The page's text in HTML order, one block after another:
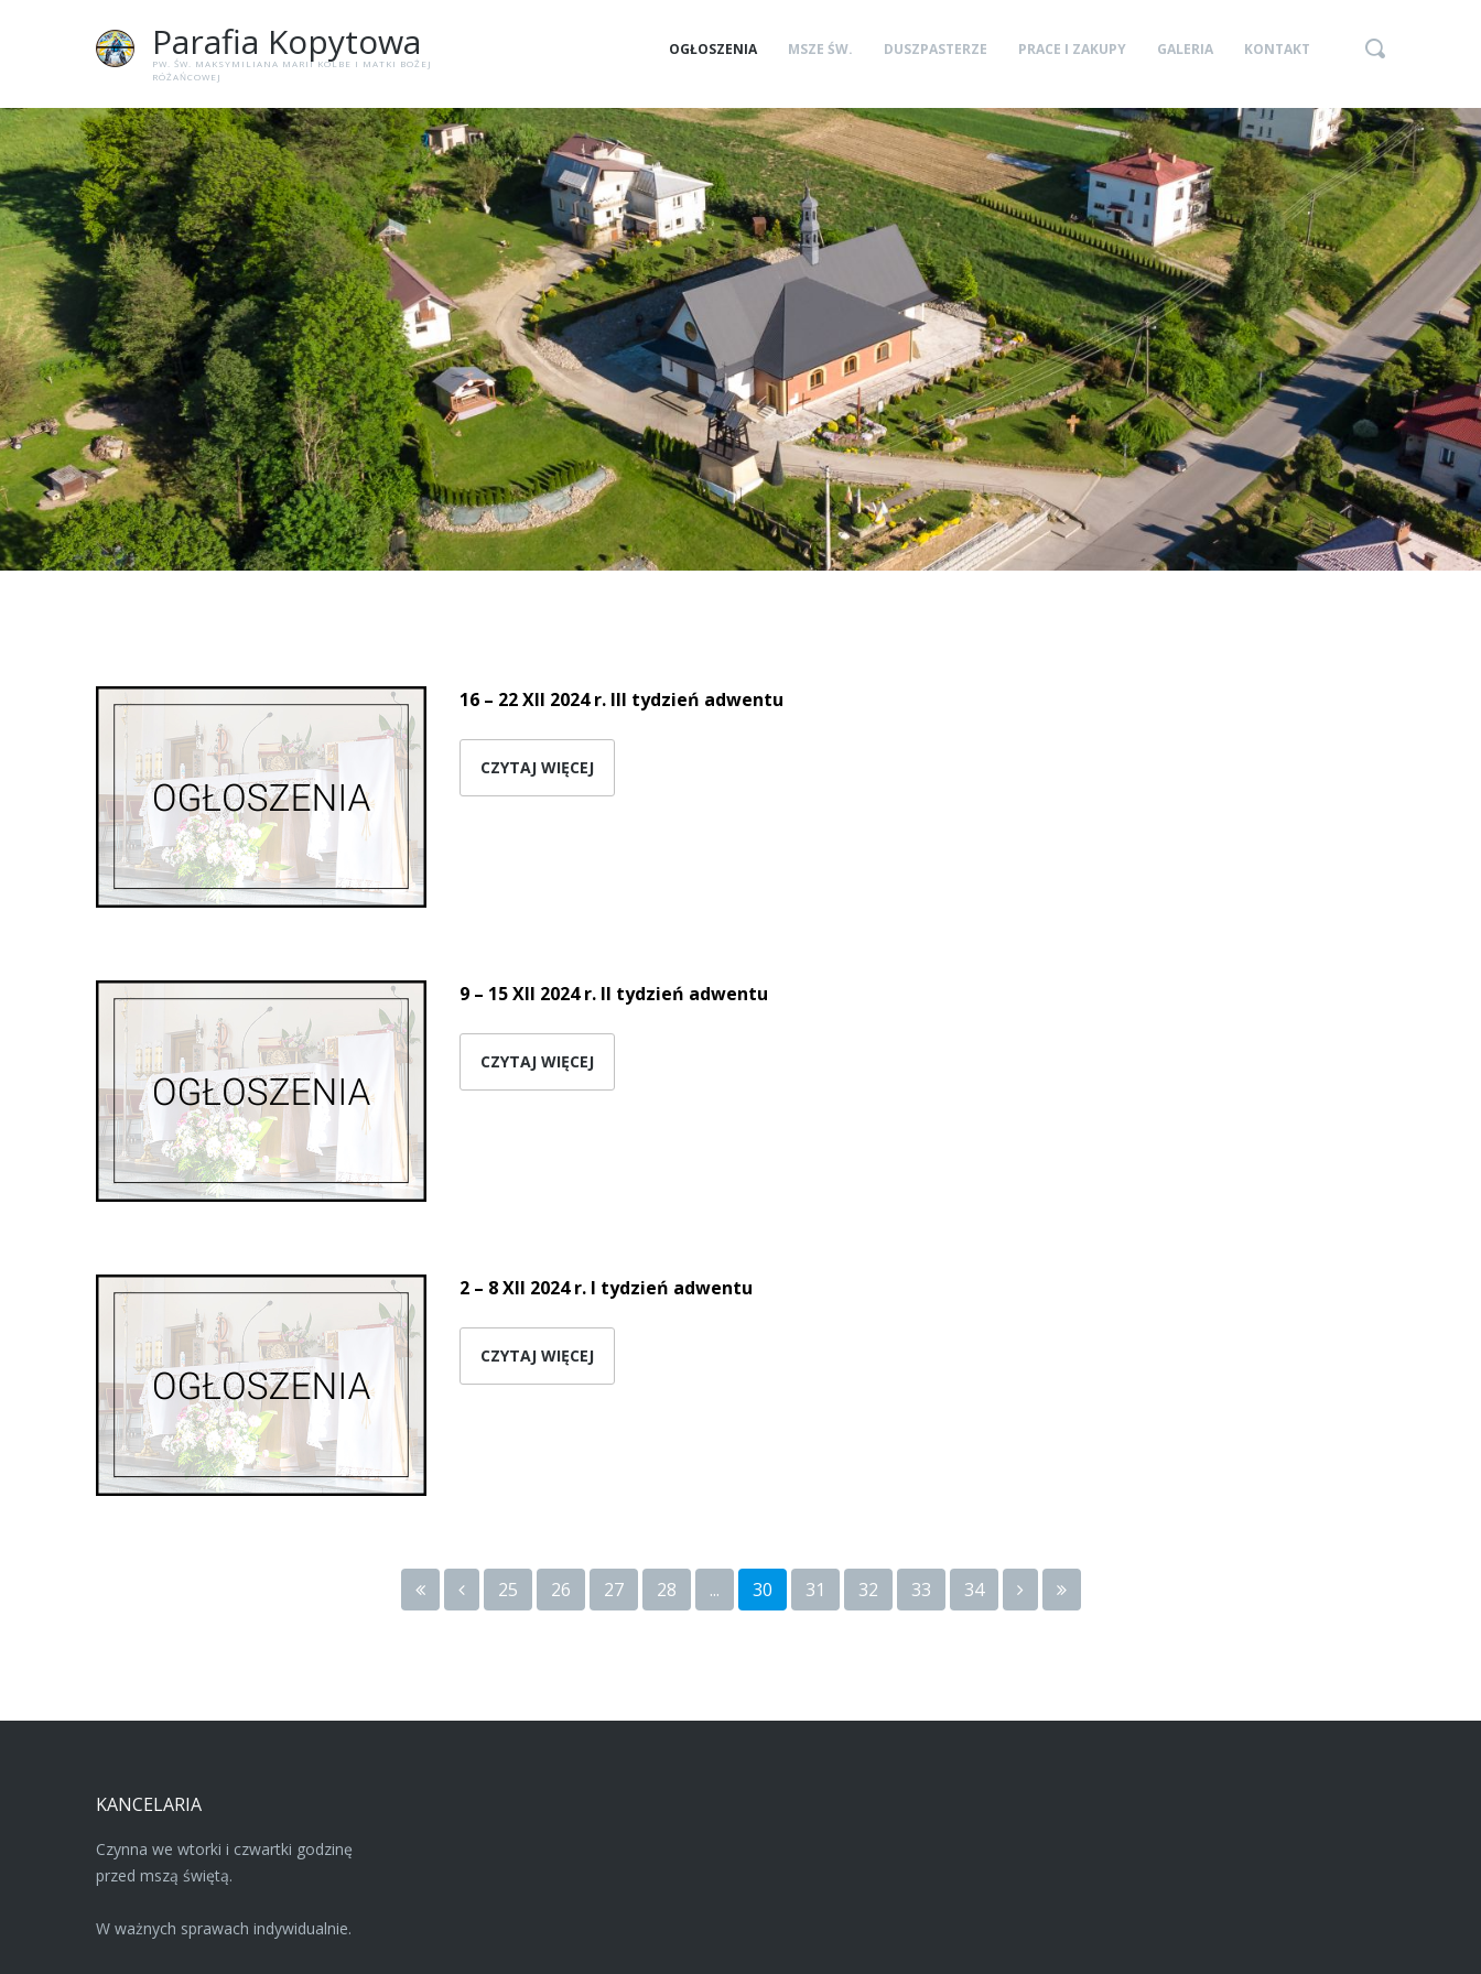
Parafia Kopytowa
PW. ŚW. MAKSYMILIANA MARII KOLBE I MATKI BOŻEJ
RÓŻAŃCOWEJ
OGŁOSZENIA MSZE ŚW. DUSZPASTERZE PRACE I ZAKUPY GALERIA KONTAKT
16 – 22 XII 2024 r. III tydzień adwentu
CZYTAJ WIĘCEJ
9 – 15 XII 2024 r. II tydzień adwentu
CZYTAJ WIĘCEJ
2 – 8 XII 2024 r. I tydzień adwentu
CZYTAJ WIĘCEJ
25 26 27 28 ... 30 31 32 33 34
KANCELARIA
Czynna we wtorki i czwartki godzinę
przed mszą świętą.
W ważnych sprawach indywidualnie.